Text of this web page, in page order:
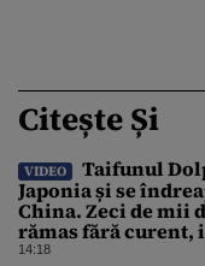
Citește Și
VIDEO
Taifunul
Japonia și se
China. Zeci de mii
rămas fără
au fost închise
14:18